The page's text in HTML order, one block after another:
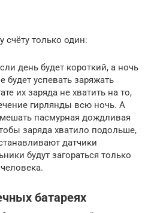
только один:
день будет короткий, а ночь
успевать заряжать
их заряда не хватить на то,
гирлянды всю ночь. А
пасмурная дождливая
заряда хватило подольше,
датчики
будут загораться только
батареях